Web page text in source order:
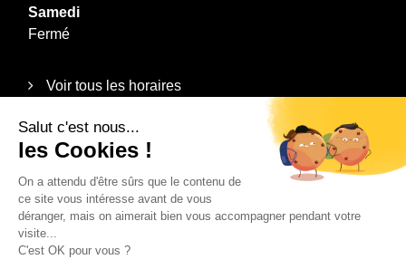
Samedi
Fermé
Voir tous les horaires
Informations
Plan du site
Mentions légales
Politique de confidentialité